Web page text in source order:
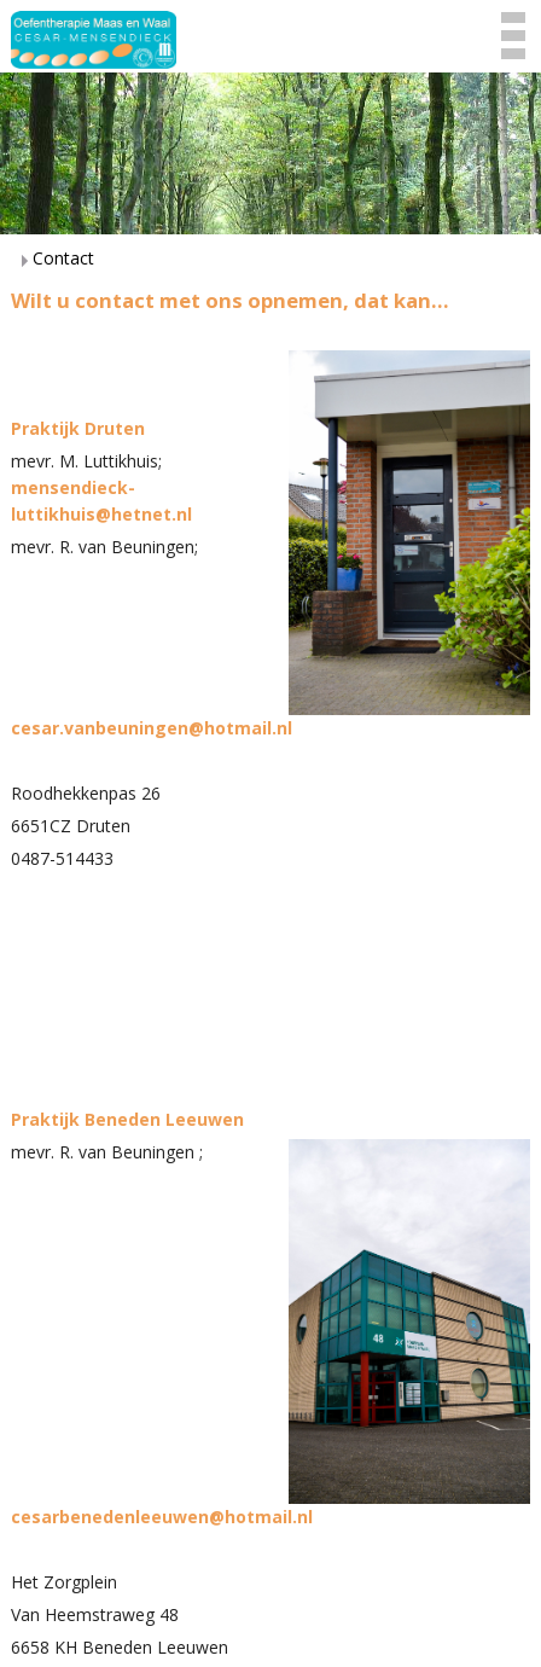
Contact
Wilt u contact met ons opnemen, dat kan...
Praktijk Druten
mevr. M. Luttikhuis;
mensendieck-
luttikhuis@hetnet.nl
mevr. R. van Beuningen;
cesar.vanbeuningen@hotmail.nl
Roodhekkenpas 26
6651CZ Druten
0487-514433
Praktijk Beneden Leeuwen
mevr. R. van Beuningen ;
cesarbenedenleeuwen@hotmail.nl
Het Zorgplein
Van Heemstraweg 48
6658 KH Beneden Leeuwen